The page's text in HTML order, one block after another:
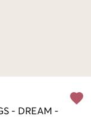
- DREAM -